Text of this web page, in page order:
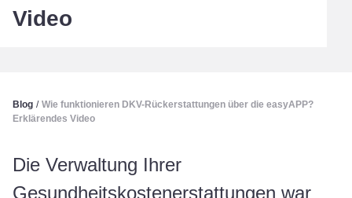
Video
Blog / Wie funktionieren DKV-Rückerstattungen über die easyAPP?
Erklärendes Video
Die Verwaltung Ihrer
Gesundheitskostenerstattungen war